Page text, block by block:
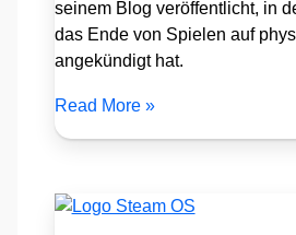
seinem Blog veröffentlicht, in
das Ende von Spielen auf
angekündigt hat.
Read More »